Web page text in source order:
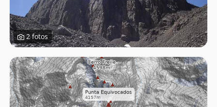
2 fotos